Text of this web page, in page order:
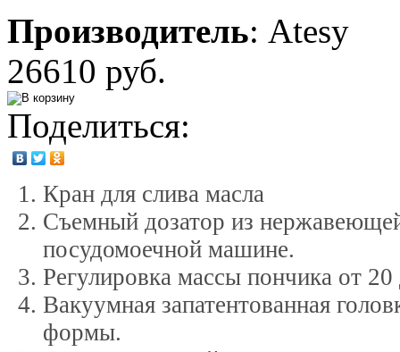
Производитель: Atesy
26610 руб.
Поделиться:
Кран для слива масла
Съемный дозатор из
посудомоечной машине.
Регулировка массы пончика от
Вакуумная запатентованная
формы.